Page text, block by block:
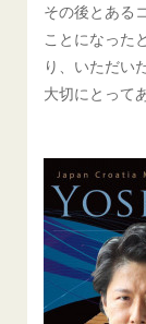
その後とある
ことになった
り、いただい
大切にとって